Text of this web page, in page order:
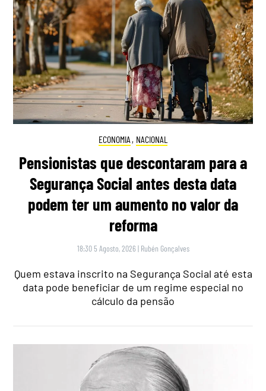
ECONOMIA , NACIONAL
Pensionistas que descontaram para a
Segurança Social antes desta data
podem ter um aumento no valor da
reforma
18:30 5 Agosto, 2026 | Rubén Gonçalves
Quem estava inscrito na Segurança Social até esta
data pode beneficiar de um regime especial no
cálculo da pensão